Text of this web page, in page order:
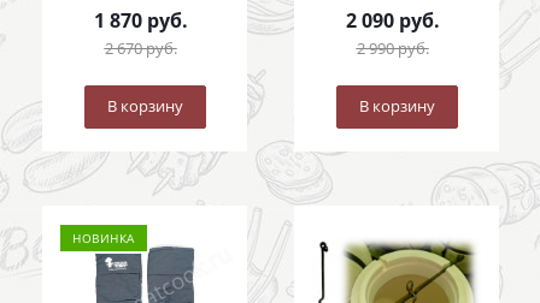
1 870руб.
2 670руб.
В корзину
2 090руб.
2 990руб.
В корзину
НОВИНКА